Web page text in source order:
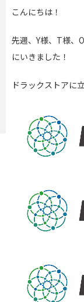
こんにちは！
先週、Y様、T様、
にいきました！
ドラックストアに